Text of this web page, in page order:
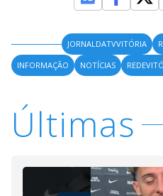
JORNALDATVVITÓRIA
INFORMAÇÃO
NOTÍCIAS
Últimas